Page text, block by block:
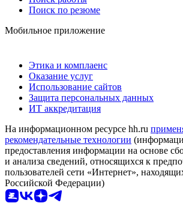
Поиск по резюме
Мобильное приложение
Этика и комплаенс
Оказание услуг
Использование сайтов
Защита персональных данных
ИТ аккредитация
На информационном ресурсе hh.ru
рекомендательные технологии
предоставления информации на основе
и анализа сведений, относящихся к
пользователей сети «Интернет»,
Российской Федерации)